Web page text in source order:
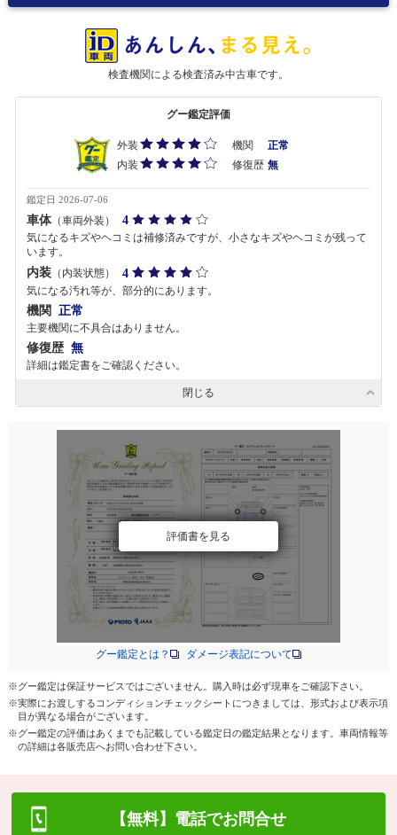
検査機関による検査済み中古車です。
グー鑑定評価
外装 機関
正常
内装
修復歴 無
鑑定日 2026-07-06
車体（車両外装） 4
気になるキズやヘコミは補修済みですが、小さなキズやヘコミが残って
います。
内装 （内装状態） 4
気になる汚れ等が、部分的にあります。
機関 正常
主要機関に不具合はありません。
修復歴 無
詳細は鑑定書をご確認ください。
閉じる
評価書を見る
グー鑑定とは？ ダメージ表記について
※グー鑑定は保証サービスではございません。購入時は必ず現車をご確認下さい。
※実際にお渡しするコンディションチェックシートにつきましては、形式および表示項
目が異なる場合がございます。
※グー鑑定の評価はあくまでも記載している鑑定日の鑑定結果となります。車両情報等
の詳細は各販売店へお問い合わせ下さい。
【無料】電話でお問合せ